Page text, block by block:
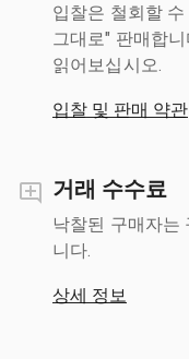
입찰은 철회할
그대로" 판매합
읽어보십시오.
입찰 및 판매 약관
거래 수수료
낙찰된 구매자는
니다.
상세 정보